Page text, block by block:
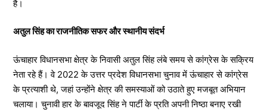
है।
अतुल सिंह का राजनीतिक सफर और स्थानीय संदर्भ
ऊंचाहार विधानसभा क्षेत्र के निवासी अतुल सिंह लंबे समय से कांग्रेस के सक्रिय
नेता रहे हैं। वे 2022 के उत्तर प्रदेश विधानसभा चुनाव में ऊंचाहार से कांग्रेस
के प्रत्याशी थे, जहां उन्होंने क्षेत्र की समस्याओं को उठाते हुए मजबूत अभियान
चलाया। चुनावी हार के बावजूद सिंह ने पार्टी के प्रति अपनी निष्ठा बनाए रखी